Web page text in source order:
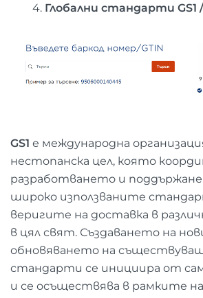
4. Глобални стандарти GS1
GS1 е международна
нестопанска цел, която
разработването и
широко използваните
веригите на доставка в
в цял свят. Създаването на
обновяването на
стандарти се инициира от
и се осъществява в рамките